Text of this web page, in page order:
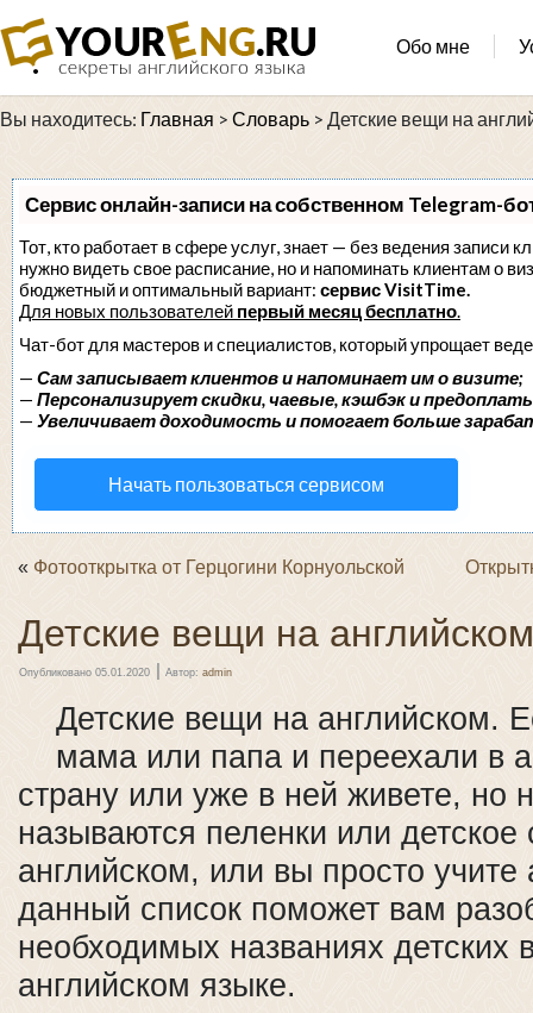
Обо мне
Вы находитесь: Главная > Словарь > Детские вещи на
Сервис онлайн-записи на собственном Telegram-
Тот, кто работает в сфере услуг, знает — без ведения записи
нужно видеть свое расписание, но и напоминать клиентам о
бюджетный и оптимальный вариант: сервис VisitTime.
Для новых пользователей первый месяц бесплатно.
Чат-бот для мастеров и специалистов, который упрощает
— Сам записывает клиентов и напоминает им о визите;
— Персонализирует скидки, чаевые, кэшбэк и
— Увеличивает доходимость и помогает больше
Начать пользоваться сервисом
« Фотооткрытка от Герцогини Корнуольской
Детские вещи на английском
Опубликовано 05.01.2020 | Автор: admin
Детские вещи на английском.
мама или папа и переехали в
страну или уже в ней живете, но
называются пеленки или детское
английском, или вы просто учите
данный список поможет вам
необходимых названиях детских
английском языке.